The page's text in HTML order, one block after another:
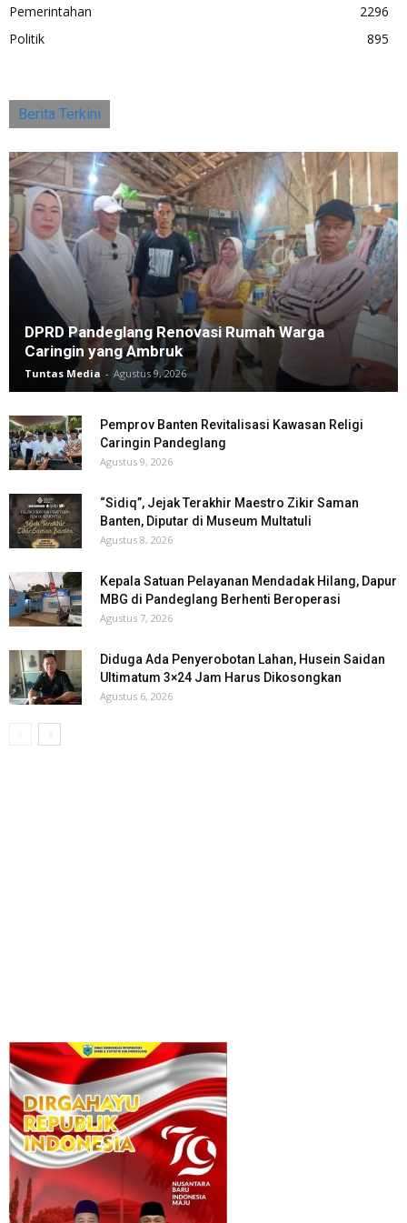
Pemerintahan
2296
Politik
895
Berita Terkini
DPRD Pandeglang Renovasi Rumah Warga
Caringin yang Ambruk
Tuntas Media - Agustus 9, 2026
Pemprov Banten Revitalisasi Kawasan Religi
Caringin Pandeglang
Agustus 9, 2026
“Sidiq”, Jejak Terakhir Maestro Zikir Saman
Banten, Diputar di Museum Multatuli
Agustus 8, 2026
Kepala Satuan Pelayanan Mendadak Hilang, Dapur
MBG di Pandeglang Berhenti Beroperasi
Agustus 7, 2026
Diduga Ada Penyerobotan Lahan, Husein Saidan
Ultimatum 3×24 Jam Harus Dikosongkan
Agustus 6, 2026